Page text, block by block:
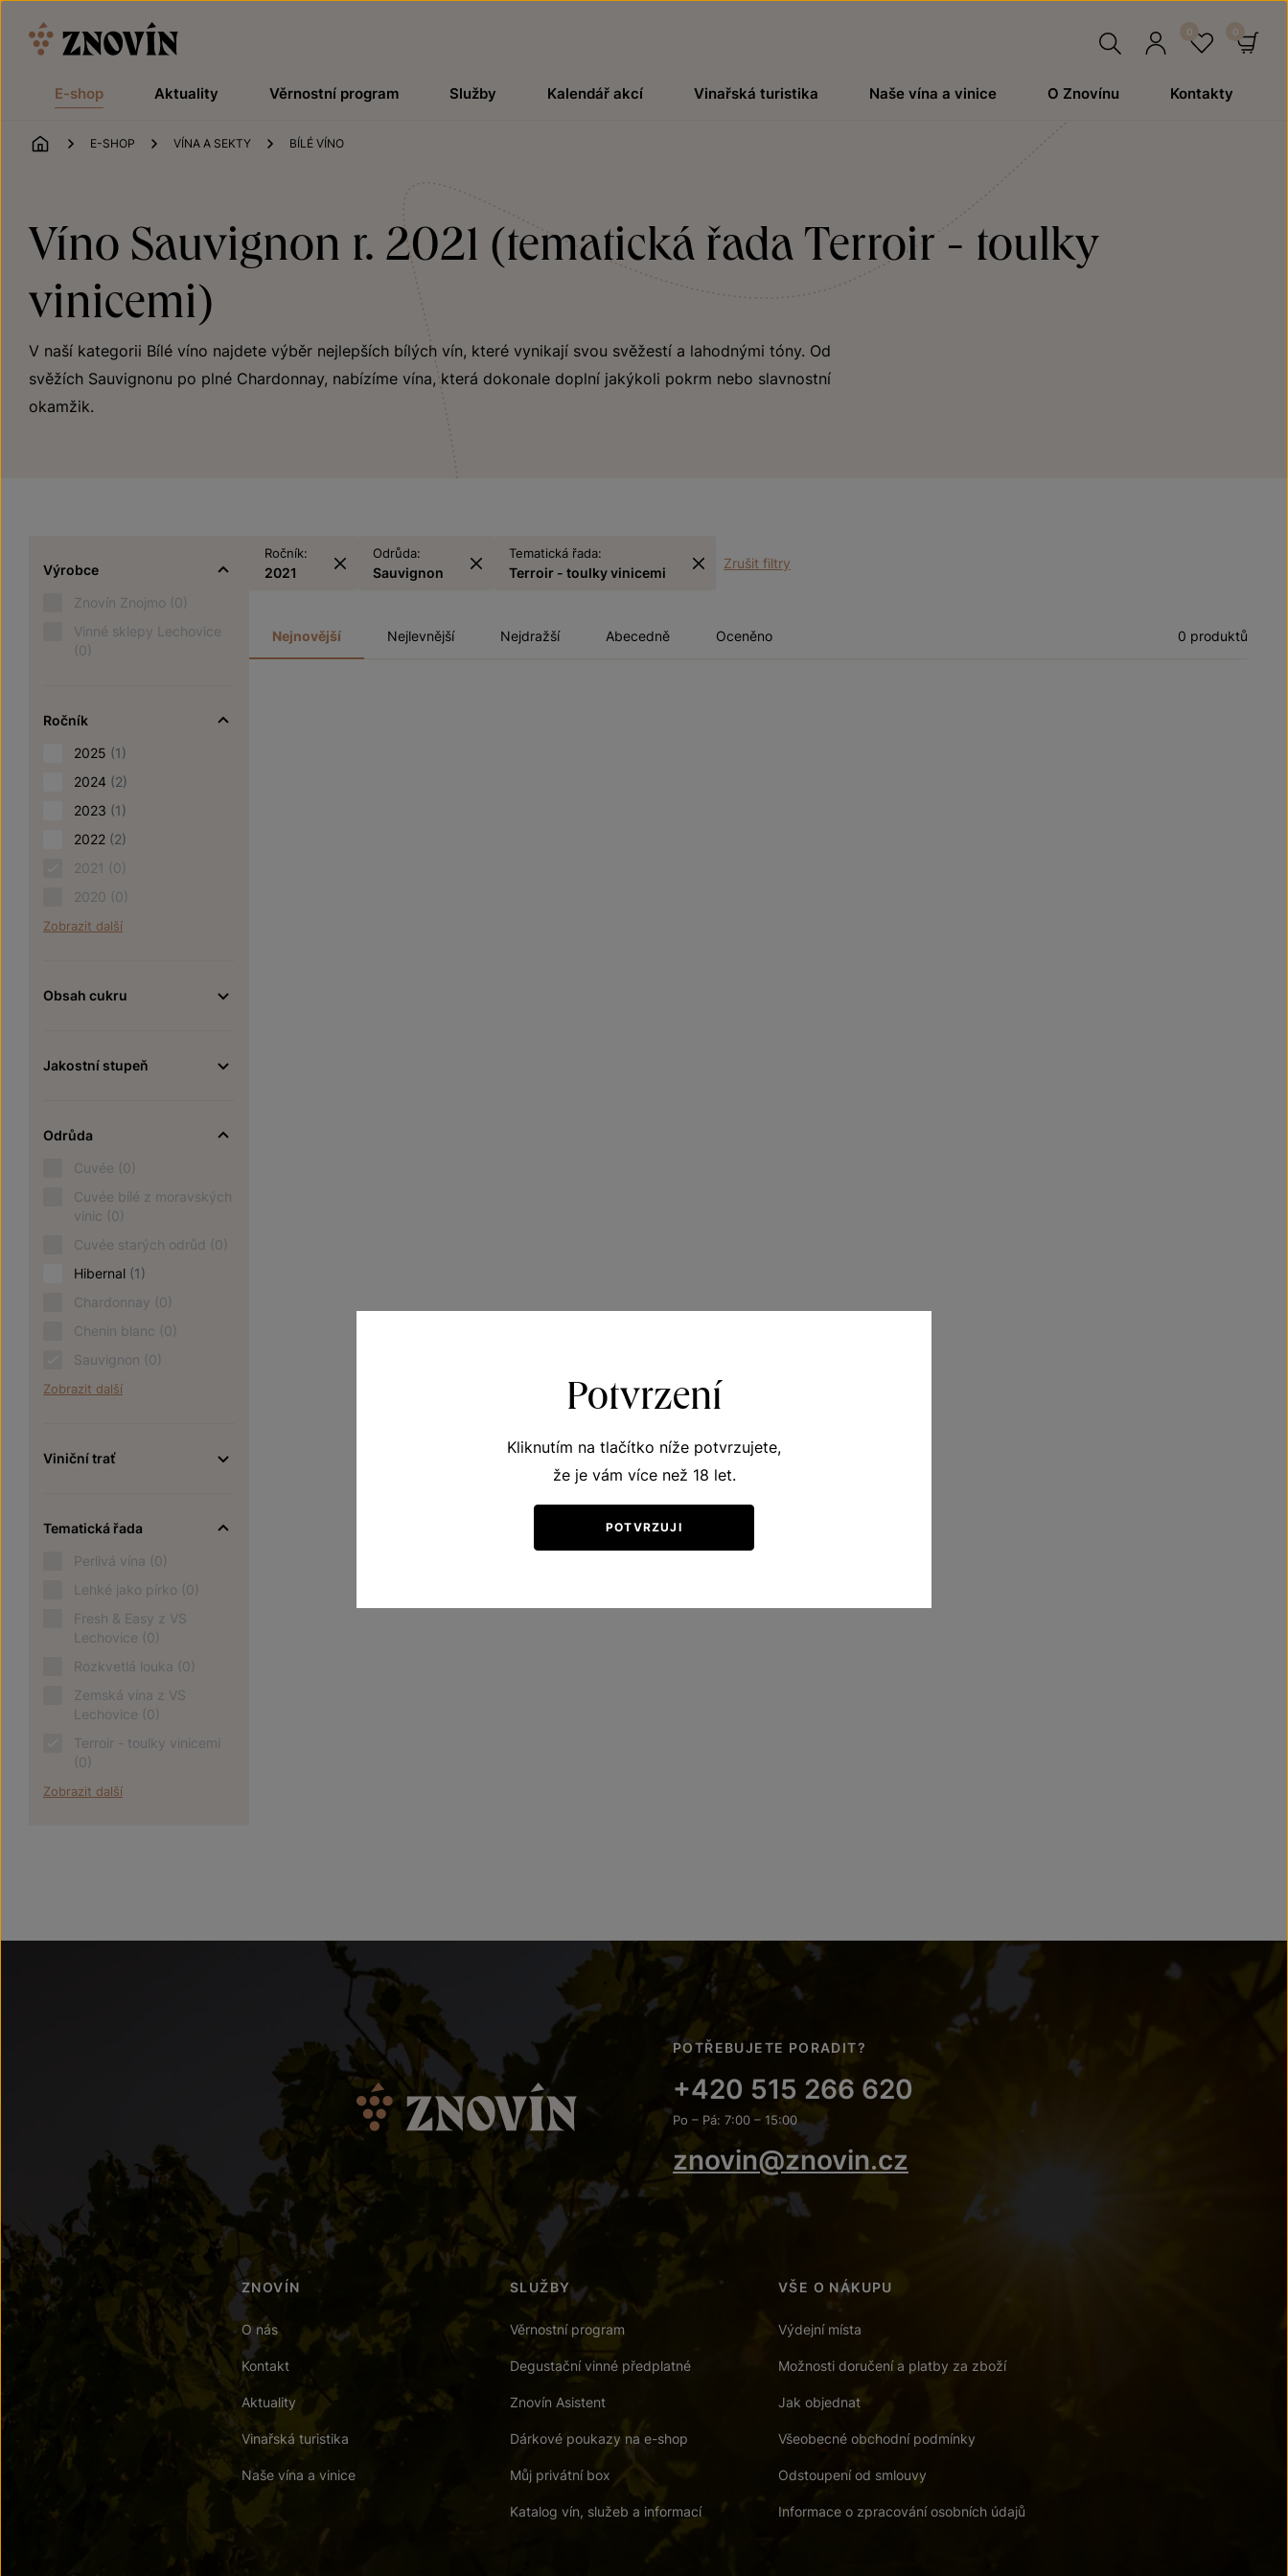
E-shop Aktuality Věrnostní program Služby Kalendář akcí Vinařská turistika Naše vína a vinice O Znovínu Kontakty
ÚVOD
E-SHOP VÍNA A SEKTY BÍLÉ VÍNO
Víno Sauvignon r. 2021 (tematická řada Terroir - toulky
vinicemi)
V naší kategorii Bílé víno najdete výběr nejlepších bílých vín, které vynikají svou svěžestí a lahodnými tóny. Od
svěžích Sauvignonu po plné Chardonnay, nabízíme vína, která dokonale doplní jakýkoli pokrm nebo slavnostní
okamžik.
Výrobce
Znovín Znojmo (0)
Vinné sklepy Lechovice
(0)
Ročník
2025 (1)
2024 (2)
2023 (1)
2022 (2)
2021 (0)
2020 (0)
Zobrazit další
Obsah cukru
Jakostní stupeň
Odrůda
Cuvée (0)
Cuvée bílé z moravských
vinic (0)
Cuvée starých odrůd (0)
Hibernal (1)
Chardonnay (0)
Chenin blanc (0)
Sauvignon (0)
Zobrazit další
Viniční trať
Tematická řada
Perlivá vína (0)
Lehké jako pírko (0)
Fresh & Easy z VS
Lechovice (0)
Rozkvetlá louka (0)
Zemská vína z VS
Lechovice (0)
Terroir - toulky vinicemi
(0)
Zobrazit další
Ročník:
2021
Odrůda:
Sauvignon
Tematická řada:
Terroir - toulky vinicemi
Zrušit filtry
Nejnovější Nejlevnější Nejdražší Abecedně Oceněno 0 produktů
POTŘEBUJETE PORADIT?
+420 515 266 620
Po – Pá: 7:00 – 15:00
znovin@znovin.cz
ZNOVÍN
O nás
Kontakt
Aktuality
Vinařská turistika
Naše vína a vinice
SLUŽBY
Věrnostní program
Degustační vinné předplatné
Znovín Asistent
Dárkové poukazy na e-shop
Můj privátní box
Katalog vín, služeb a informací
VŠE O NÁKUPU
Výdejní místa
Možnosti doručení a platby za zboží
Jak objednat
Všeobecné obchodní podmínky
Odstoupení od smlouvy
Informace o zpracování osobních údajů
Potvrzení
Kliknutím na tlačítko níže potvrzujete,
že je vám více než 18 let.
POTVRZUJI